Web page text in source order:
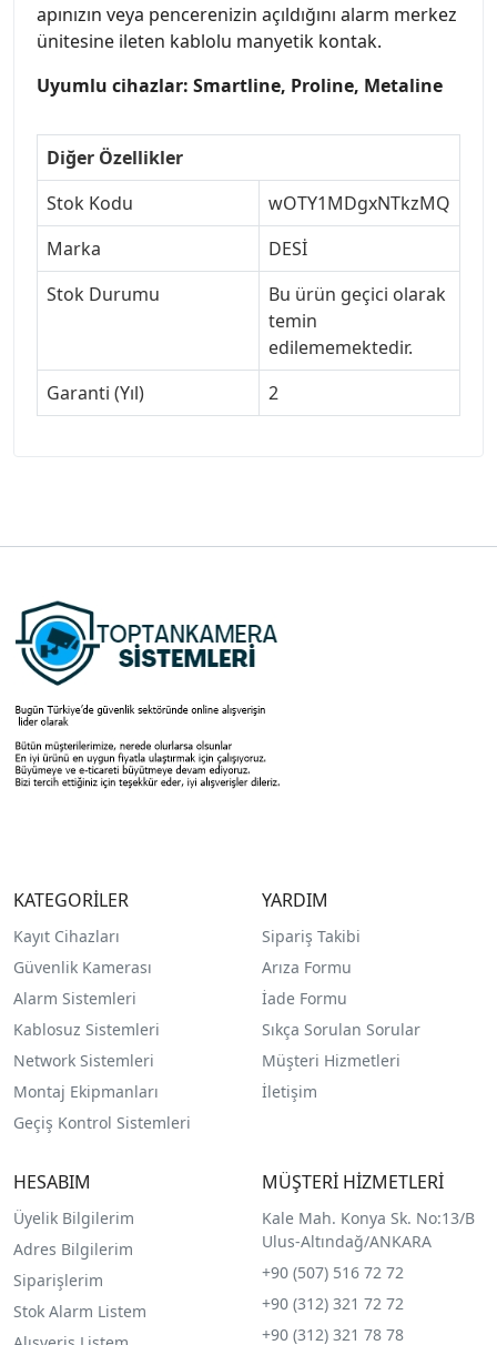
apınızın veya pencerenizin açıldığını alarm merkez
ünitesine ileten kablolu manyetik kontak.
Uyumlu cihazlar: Smartline, Proline, Metaline
Diğer Özellikler
Stok Kodu
wOTY1MDgxNTkzMQ
Marka
DESİ
Stok Durumu
Bu ürün geçici olarak
temin
edilememektedir.
Garanti (Yıl)
2
KATEGORİLER
Kayıt Cihazları
Güvenlik Kamerası
Alarm Sistemleri
Kablosuz Sistemleri
Network Sistemleri
Montaj Ekipmanları
Geçiş Kontrol Sistemleri
YARDIM
Sipariş Takibi
Arıza Formu
İade Formu
Sıkça Sorulan Sorular
Müşteri Hizmetleri
İletişim
HESABIM
Üyelik Bilgilerim
Adres Bilgilerim
Siparişlerim
Stok Alarm Listem
MÜŞTERİ HİZMETLERİ
Kale Mah. Konya Sk. No:13/B
Ulus-Altındağ/ANKARA
+90 (507) 516 72 72
+90 (312) 321 72 72
+90 (312) 321 78 78